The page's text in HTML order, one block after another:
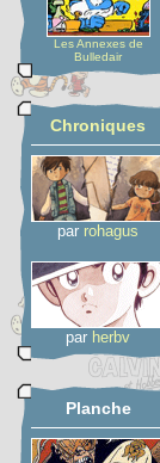
Les Annexes de
Bulledair
Chroniques
par rohagus
par herbv
Planche